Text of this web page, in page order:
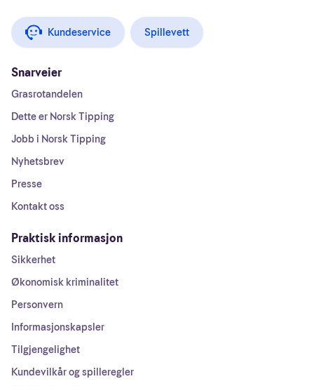
Kundeservice Spillevett
Snarveier
Grasrotandelen
Dette er Norsk Tipping
Jobb i Norsk Tipping
Nyhetsbrev
Presse
Kontakt oss
Praktisk informasjon
Sikkerhet
Økonomisk kriminalitet
Personvern
Informasjonskapsler
Tilgjengelighet
Kundevilkår og spilleregler